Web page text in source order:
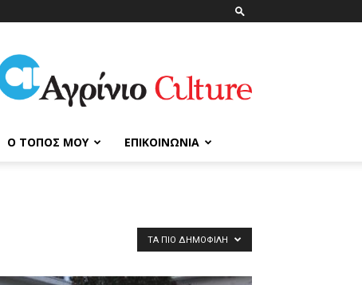
ΑγρίνιοCulture
Ο ΤΌΠΟΣ ΜΟΥ ΕΠΙΚΟΙΝΩΝΊΑ
ΤΑ ΠΙΟ ΔΗΜΟΦΙΛΉ